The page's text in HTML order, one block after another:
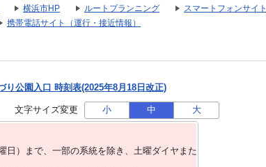
横浜市HP ルートプランニング
スマートフォンサイト
携帯電話サイト（運行・接近情報）
り公園入口 時刻表(2025年8月18日改正)
文字サイズ変更 小 中 大
）まで、⼀部の系統を除き、⼟曜ダイヤまた